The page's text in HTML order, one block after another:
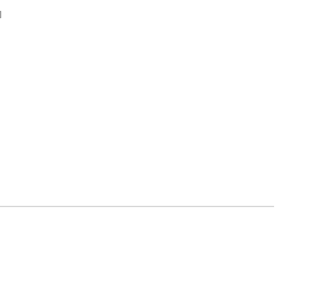
is external)